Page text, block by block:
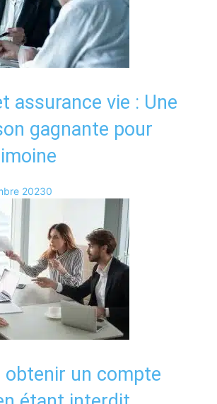
assurance vie : Une
gagnante pour
20230
obtenir un compte